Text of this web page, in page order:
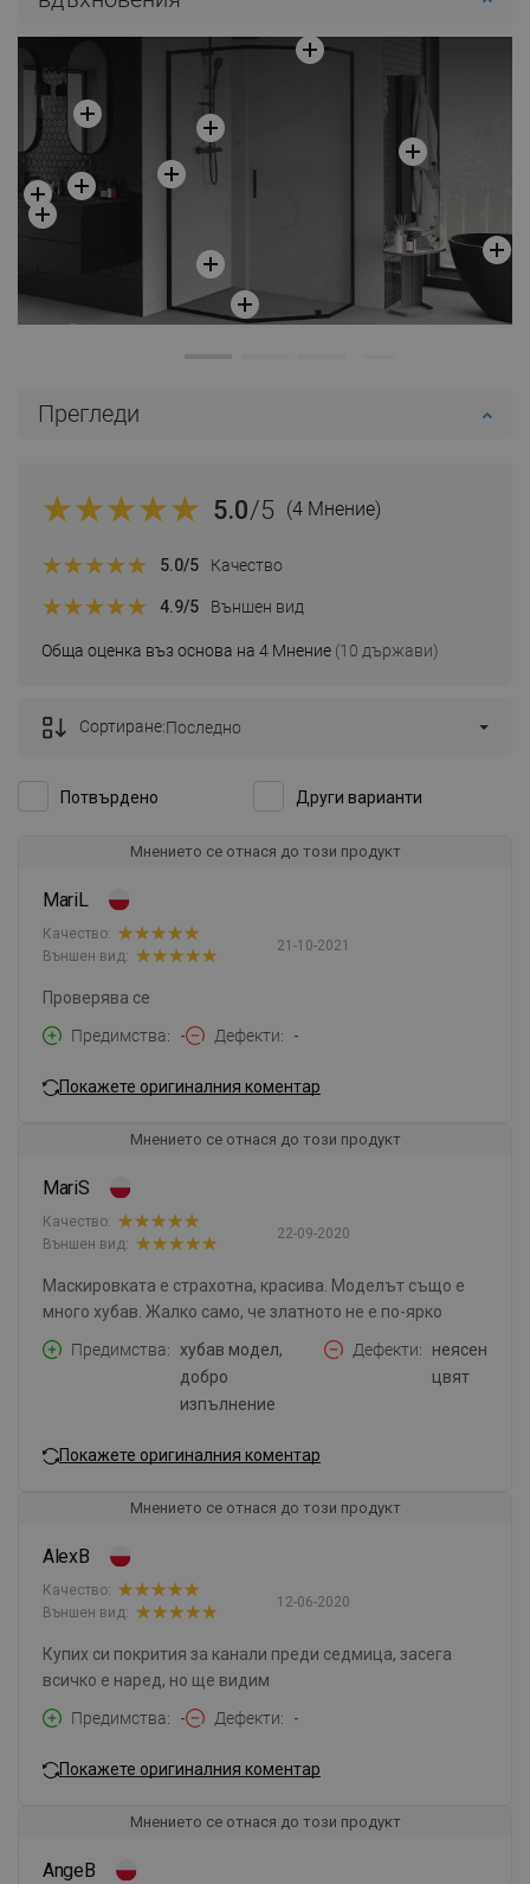
Наличност:В наличност
Добави в количката
Сравнете
Прегледи
5.0/5 (4 Мнение)
Обща оценка въз основа на 4 Мнение (10 държави)
5.0/5 Качество
4.9/5 Външен вид
Потвърдено Други варианти
Сортиране:Последно
Мнението се отнася до този продукт
MariL
21-10-2021
Качество:
Външен вид:
Проверява се
Предимства
- Дефекти -
Покажете оригиналния коментар
Мнението се отнася до този продукт
MariS
22-09-2020
Качество:
Външен вид:
Маскировката е страхотна, красива. Моделът също е
много хубав. Жалко само, че златното не е по-ярко
Предимства
хубав модел,
добро
изпълнение
Дефекти
неясен
цвят
Покажете оригиналния коментар
Мнението се отнася до този продукт
AlexB
12-06-2020
Качество:
Външен вид:
Купих си покрития за канали преди седмица, засега
всичко е наред, но ще видим
Предимства
- Дефекти -
Покажете оригиналния коментар
Мнението се отнася до този продукт
AngeB